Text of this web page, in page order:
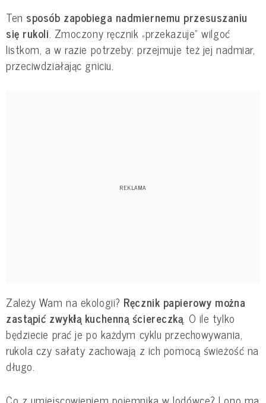
Ten sposób zapobiega nadmiernemu przesuszaniu
się rukoli. Zmoczony ręcznik „przekazuje” wilgoć
listkom, a w razie potrzeby: przejmuje też jej nadmiar,
przeciwdziałając gniciu.
Zależy Wam na ekologii? Ręcznik papierowy można
zastąpić zwykłą kuchenną ściereczką. O ile tylko
będziecie prać je po każdym cyklu przechowywania,
rukola czy sałaty zachowają z ich pomocą świeżość na
długo.